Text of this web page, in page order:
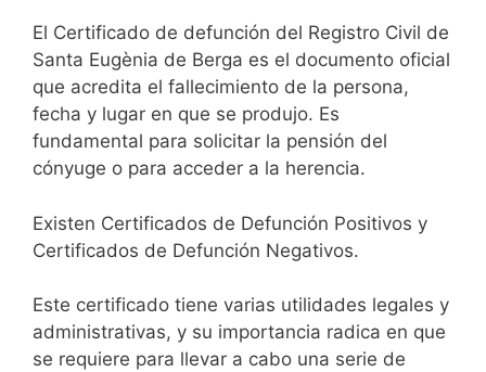
El Certificado de defunción del Registro Civil de
Santa Eugènia de Berga es el documento oficial
que acredita el fallecimiento de la persona,
fecha y lugar en que se produjo. Es
fundamental para solicitar la pensión del
cónyuge o para acceder a la herencia.
Existen Certificados de Defunción Positivos y
Certificados de Defunción Negativos.
Este certificado tiene varias utilidades legales y
administrativas, y su importancia radica en que
se requiere para llevar a cabo una serie de